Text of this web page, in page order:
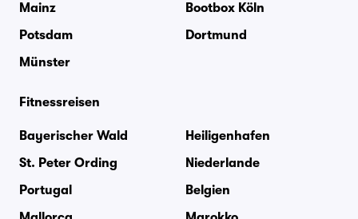
Mainz
Bootbox Köln
Potsdam
Dortmund
Münster
Fitnessreisen
Bayerischer Wald
Heiligenhafen
St. Peter Ording
Niederlande
Portugal
Belgien